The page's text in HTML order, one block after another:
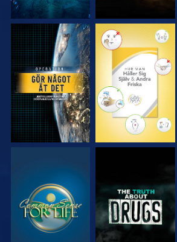
TITTA TITTA
TITTA TITTA